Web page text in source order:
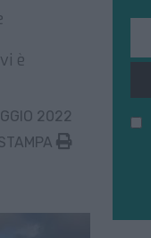
è
2022